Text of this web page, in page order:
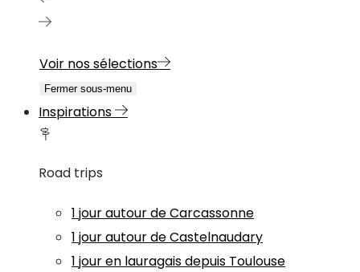
Voir nos sélections
Fermer sous-menu
Inspirations
Road trips
1 jour autour de Carcassonne
1 jour autour de Castelnaudary
1 jour en lauragais depuis Toulouse